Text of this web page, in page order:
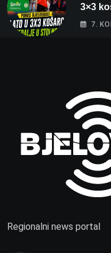
3×3
7.
Regionalni news portal